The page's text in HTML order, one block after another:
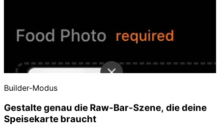
Builder-Modus
Gestalte genau die Raw-Bar-Szene, die deine
Speisekarte braucht